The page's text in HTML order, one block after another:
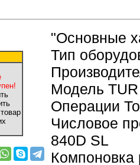
"Основные
Тип
Модель
Операции
Числовое
840D SL
Компоновка